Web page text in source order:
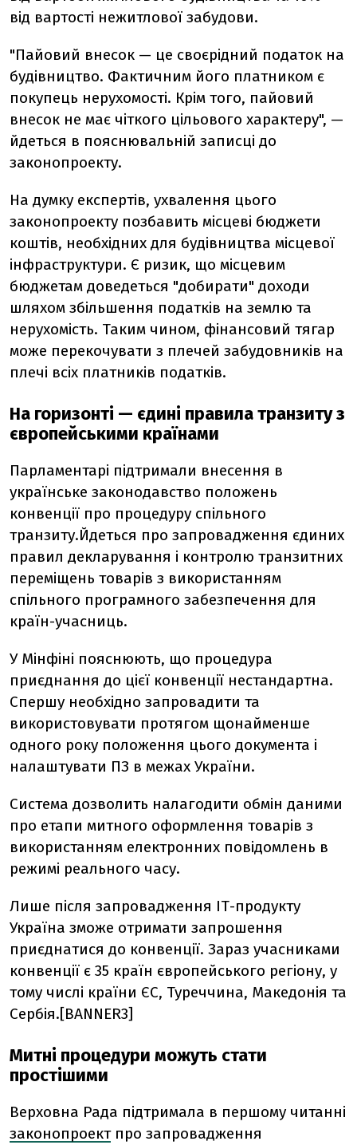
від вартості нежитлової забудови.
"Пайовий внесок — це своєрідний податок на
будівництво. Фактичним його платником є
покупець нерухомості. Крім того, пайовий
внесок не має чіткого цільового характеру", —
йдеться в пояснювальній записці до
законопроекту.
На думку експертів, ухвалення цього
законопроекту позбавить місцеві бюджети
коштів, необхідних для будівництва місцевої
інфраструктури. Є ризик, що місцевим
бюджетам доведеться "добирати" доходи
шляхом збільшення податків на землю та
нерухомість. Таким чином, фінансовий тягар
може перекочувати з плечей забудовників на
плечі всіх платників податків.
На горизонті — єдині правила транзиту з
європейськими країнами
Парламентарі підтримали внесення в
українське законодавство положень
конвенції про процедуру спільного
транзиту.Йдеться про запровадження єдиних
правил декларування і контролю транзитних
переміщень товарів з використанням
спільного програмного забезпечення для
країн-учасниць.
У Мінфіні пояснюють, що процедура
приєднання до цієї конвенції нестандартна.
Спершу необхідно запровадити та
використовувати протягом щонайменше
одного року положення цього документа і
налаштувати ПЗ в межах України.
Система дозволить налагодити обмін даними
про етапи митного оформлення товарів з
використанням електронних повідомлень в
режимі реального часу.
Лише після запровадження ІТ-продукту
Україна зможе отримати запрошення
приєднатися до конвенції. Зараз учасниками
конвенції є 35 країн європейського регіону, у
тому числі країни ЄС, Туреччина, Македонія та
Сербія.[BANNER3]
Митні процедури можуть стати
простішими
Верховна Рада підтримала в першому читанні
законопроектпро запровадження